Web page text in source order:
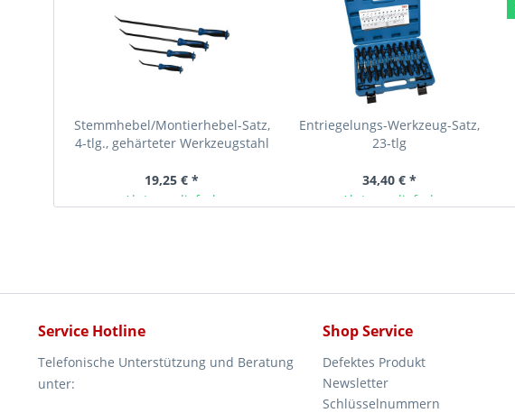
Stemmhebel/Montierhebel-Satz,
4-tlg., gehärteter Werkzeugstahl
19,25 € *
Ab Lager lieferbar
Entriegelungs-Werkzeug-Satz,
23-tlg
34,40 € *
Ab Lager lieferbar
Service Hotline
Telefonische Unterstützung und Beratung
unter:
Shop Service
Defektes Produkt
Newsletter
Schlüsselnummern